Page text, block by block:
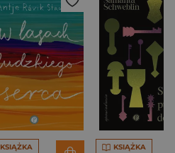
KSIĄŻKA KSIĄŻKA